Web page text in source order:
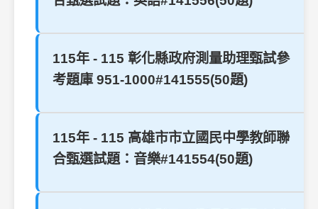
115年 - 115 彰化縣政府測量助理甄試參
考題庫 951-1000#141555(50題)
115年 - 115 高雄市市立國民中學教師聯
合甄選試題：音樂#141554(50題)